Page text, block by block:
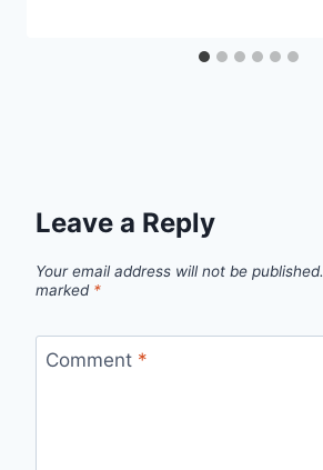
Leave a Reply
Your email address will not be published.
marked *
Comment *